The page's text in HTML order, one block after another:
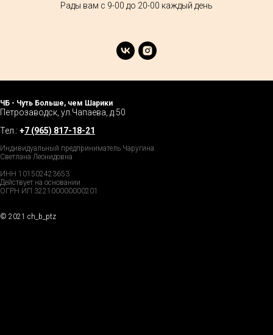
Рады вам с 9-00 до 20-00 каждый день
ЧБ - Чуть Больше, чем Шарики
Петрозаводск, ул.Чапаева, д.50
Тел.: +7 (965) 817-18-21
Индивидуальный предприниматель Чаругина
Светлана Леонидовна
ИНН 101502423653
Действует на основании
ОГРН ИП 322100000000201
© 2021 ch_b_ptz